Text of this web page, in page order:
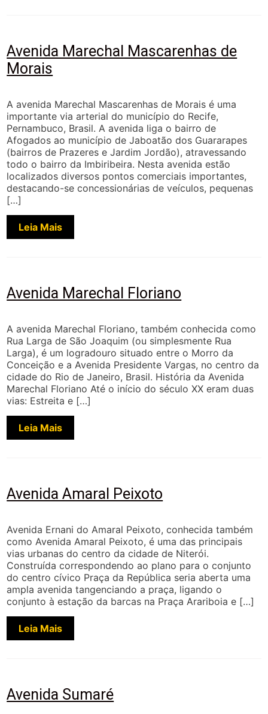
Avenida Marechal Mascarenhas de
Morais
A avenida Marechal Mascarenhas de Morais é uma
importante via arterial do município do Recife,
Pernambuco, Brasil. A avenida liga o bairro de
Afogados ao município de Jaboatão dos Guararapes
(bairros de Prazeres e Jardim Jordão), atravessando
todo o bairro da Imbiribeira. Nesta avenida estão
localizados diversos pontos comerciais importantes,
destacando-se concessionárias de veículos, pequenas
[…]
Leia Mais
Avenida Marechal Floriano
A avenida Marechal Floriano, também conhecida como
Rua Larga de São Joaquim (ou simplesmente Rua
Larga), é um logradouro situado entre o Morro da
Conceição e a Avenida Presidente Vargas, no centro da
cidade do Rio de Janeiro, Brasil. História da Avenida
Marechal Floriano Até o início do século XX eram duas
vias: Estreita e […]
Leia Mais
Avenida Amaral Peixoto
Avenida Ernani do Amaral Peixoto, conhecida também
como Avenida Amaral Peixoto, é uma das principais
vias urbanas do centro da cidade de Niterói.
Construída correspondendo ao plano para o conjunto
do centro cívico Praça da República seria aberta uma
ampla avenida tangenciando a praça, ligando o
conjunto à estação da barcas na Praça Arariboia e […]
Leia Mais
Avenida Sumaré